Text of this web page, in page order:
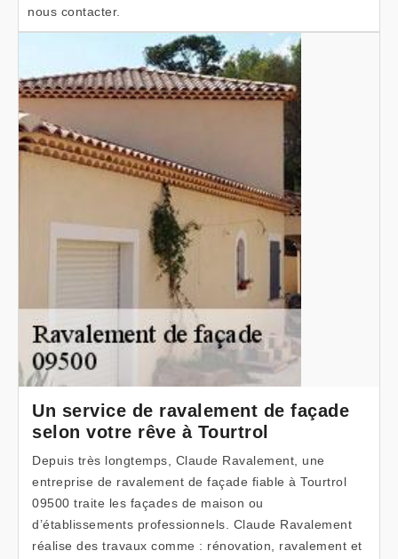
nous contacter.
Un service de ravalement de façade
selon votre rêve à Tourtrol
Depuis très longtemps, Claude Ravalement, une
entreprise de ravalement de façade fiable à Tourtrol
09500 traite les façades de maison ou
d’établissements professionnels. Claude Ravalement
réalise des travaux comme : rénovation, ravalement et